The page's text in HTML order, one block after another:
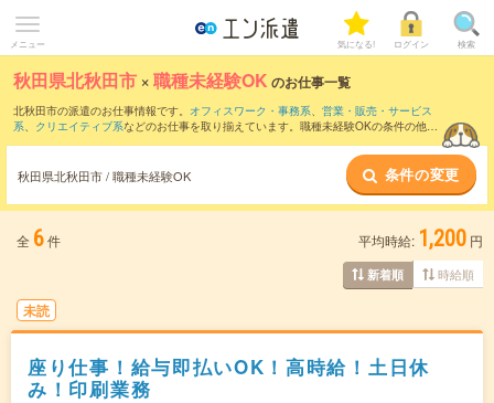
メニュー 気になる! ログイン 検索
秋田県北秋田市 ×職種未経験OK のお仕事一覧
北秋田市の派遣のお仕事情報です。 オフィスワーク・事務系、 営業・販売・サービス
系、 クリエイティブ系などのお仕事を取り揃えています。職種未経験OKの条件の他
秋田県北秋田市 / 職種未経験OK 条件の変更
全 6件 平均時給: 1,200 円
新着順 時給順
未読
座り仕事！給与即払いOK！高時給！土日休
み！印刷業務